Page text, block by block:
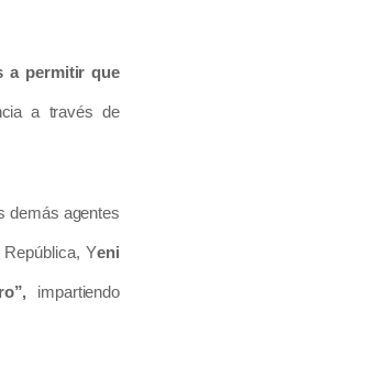
a permitir que
a través de
demás agentes
Yeni
impartiendo